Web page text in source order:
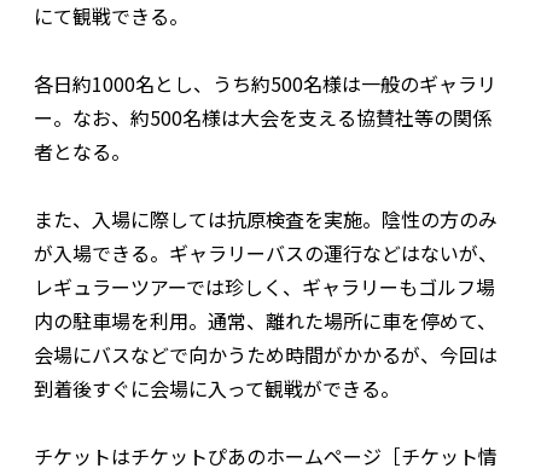
にて観戦できる。
各日約1000名とし、うち約500名様は一般のギャラリ
ー。なお、約500名様は大会を支える協賛社等の関係
者となる。
また、入場に際しては抗原検査を実施。陰性の方のみ
が入場できる。ギャラリーバスの運行などはないが、
レギュラーツアーでは珍しく、ギャラリーもゴルフ場
内の駐車場を利用。通常、離れた場所に車を停めて、
会場にバスなどで向かうため時間がかかるが、今回は
到着後すぐに会場に入って観戦ができる。
チケットはチケットぴあのホームページ［チケット情